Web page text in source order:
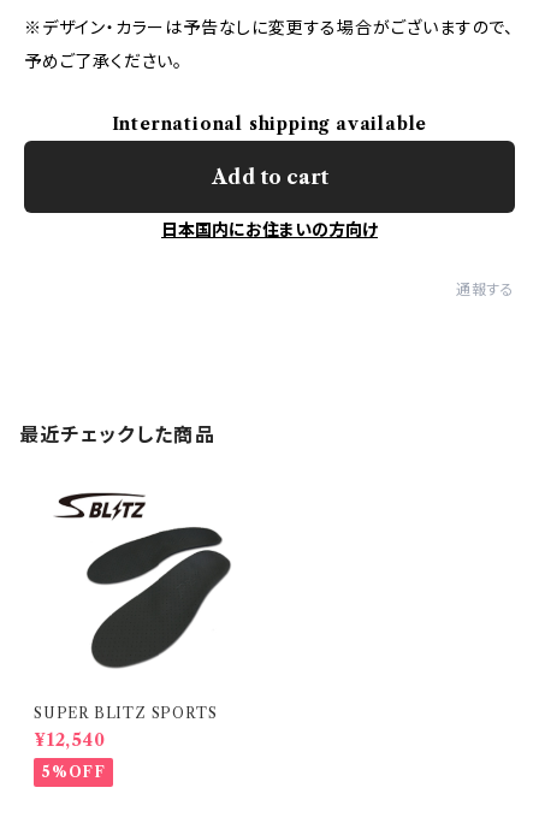
※デザイン・カラーは予告なしに変更する場合がございますので、
予めご了承ください。
International shipping available
Add to cart
日本国内にお住まいの方向け
通報する
最近チェックした商品
SUPER BLITZ SPORTS
¥12,540
5%OFF